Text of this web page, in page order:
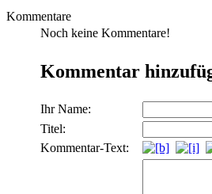
Kommentare
Noch keine Kommentare!
Kommentar
Ihr Name:
Titel:
Kommentar-Text: